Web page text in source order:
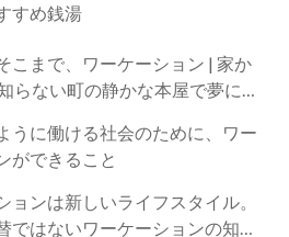
すめ銭湯
こまで、ワーケーション | 家か
らない町の静かな本屋で夢に近
うに働ける社会のために、ワー
ができること
ョンは新しいライフスタイル。
ではないワーケーションの知ら